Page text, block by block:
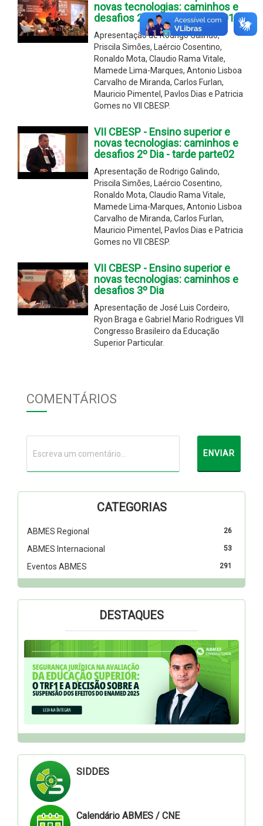
novas tecnologias: caminhos e
desafios 2º Dia - tarde parte01
Apresentação de Rodrigo Galindo,
Priscila Simões, Laércio Cosentino,
Ronaldo Mota, Claudio Rama Vitale,
Mamede Lima-Marques, Antonio Lisboa
Carvalho de Miranda, Carlos Furlan,
Mauricio Pimentel, Pavlos Dias e Patricia
Gomes no VII CBESP.
VII CBESP - Ensino superior e
novas tecnologias: caminhos e
desafios 2º Dia - tarde parte02
Apresentação de Rodrigo Galindo,
Priscila Simões, Laércio Cosentino,
Ronaldo Mota, Claudio Rama Vitale,
Mamede Lima-Marques, Antonio Lisboa
Carvalho de Miranda, Carlos Furlan,
Mauricio Pimentel, Pavlos Dias e Patricia
Gomes no VII CBESP.
VII CBESP - Ensino superior e
novas tecnologias: caminhos e
desafios 3º Dia
Apresentação de José Luis Cordeiro,
Ryon Braga e Gabriel Mario Rodrigues VII
Congresso Brasileiro da Educação
Superior Particular.
COMENTÁRIOS
CATEGORIAS
26
ABMES Regional
53
ABMES Internacional
291
Eventos ABMES
DESTAQUES
SIDDES
Calendário ABMES / CNE